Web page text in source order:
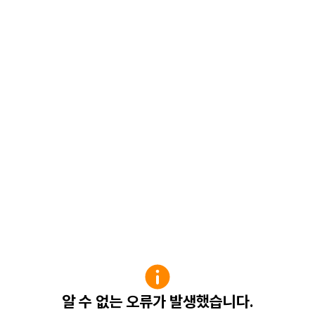
알 수 없는 오류가 발생했습니다.